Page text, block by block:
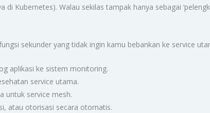
Kubernetes). Walau sekilas tampak hanya sebagai
sekunder yang tidak ingin kamu bebankan ke service
aplikasi ke sistem monitoring.
service utama.
untuk service mesh.
atau otorisasi secara otomatis.